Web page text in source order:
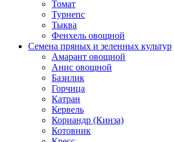
Томат
Турнепс
Тыква
Фенхель овощной
Семена пряных и зеленных культур
Амарант овощной
Анис овощной
Базилик
Горчица
Катран
Кервель
Кориандр (Кинза)
Котовник